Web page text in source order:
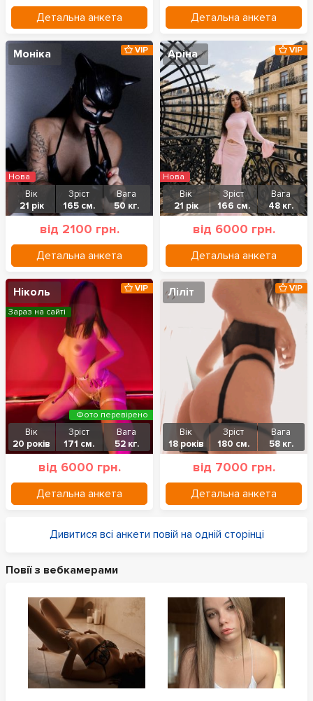
Детальна анкета Детальна анкета
Моніка
Вік
21 рік
Зріст
165 см.
Вага
50 кг.
від 2100 грн.
Детальна анкета
VIP
Нова
Аріна
Вік
21 рік
Зріст
166 см.
Вага
48 кг.
від 6000 грн.
Детальна анкета
VIP
Нова
Ніколь
Вік
20 років
Зріст
171 см.
Вага
52 кг.
від 6000 грн.
Детальна анкета
VIP
Зараз на сайті
Фото перевірено
Ліліт
Вік
18 років
Зріст
180 см.
Вага
58 кг.
від 7000 грн.
Детальна анкета
VIP
Дивитися всі анкети повій на одній сторінці
Повії з вебкамерами